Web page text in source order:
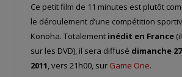
Ce petit film de 11 minutes est plutôt
le déroulement d’une compétition
Konoha. Totalement inédit en France
sur les DVD), il sera diffusé dimanche
2011, vers 21h00, sur Game One.